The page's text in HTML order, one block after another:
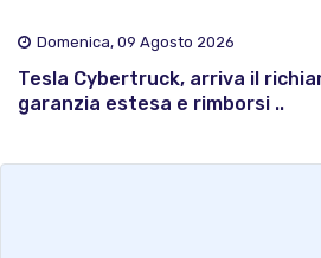
Domenica, 09 Agosto 2026
Tesla Cybertruck, arriva il
garanzia estesa e rimborsi ..